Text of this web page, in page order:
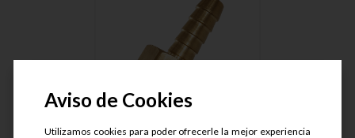
Aviso de Cookies
Utilizamos cookies para poder ofrecerle la mejor experiencia